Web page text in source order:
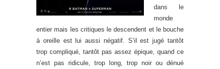
dans le
monde
entier mais les critiques le descendent et le bouche
à oreille est lui aussi négatif. S’il est jugé tantôt
trop compliqué, tantôt pas assez épique, quand ce
n’est pas ridicule, trop long, trop noir ou dénué